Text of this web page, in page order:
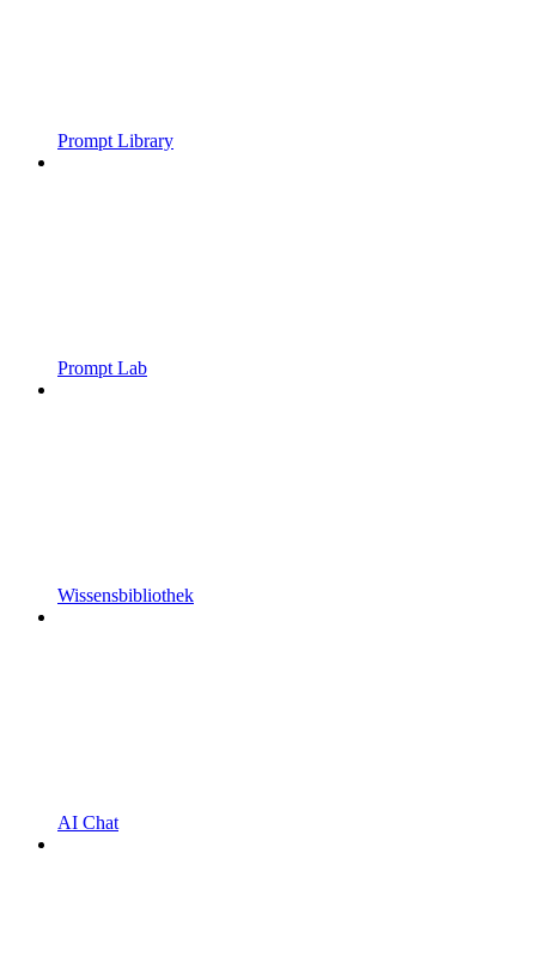
Prompt Library
Prompt Lab
Wissensbibliothek
AI Chat